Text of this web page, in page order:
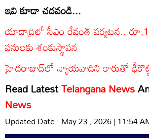
ఇవి కూడా చదవండి...
యాదాద్రిలో సీఎం రేవంత్ పర్యటన..
పనులకు శంకుస్థాపన
హైదరాబాద్‌లో న్యాయవాదిని కారుతో ఢీకొట్టిన
Read LatestTelangana News
News
Updated Date - May 23 , 2026 | 11:54